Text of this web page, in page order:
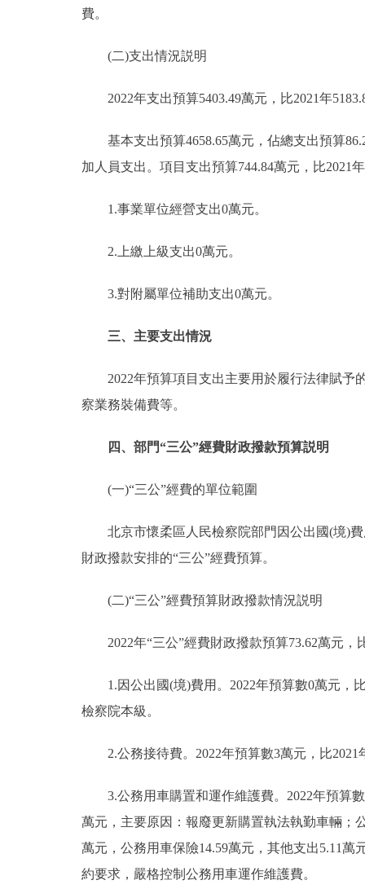
費。
(二)支出情況説明
2022年支出預算5403.49萬元，比2021年
基本支出預算4658.65萬元，佔總支出預算
加人員支出。項目支出預算744.84萬元，比2021
1.事業單位經營支出0萬元。
2.上繳上級支出0萬元。
3.對附屬單位補助支出0萬元。
三、主要支出情況
2022年預算項目支出主要用於履行法律賦予
察業務裝備費等。
四、部門“三公”經費財政撥款預算説明
(一)“三公”經費的單位範圍
北京市懷柔區人民檢察院部門因公出國(境)費
財政撥款安排的“三公”經費預算。
(二)“三公”經費預算財政撥款情況説明
2022年“三公”經費財政撥款預算73.62萬元，
1.因公出國(境)費用。2022年預算數0萬元，比
檢察院本級。
2.公務接待費。2022年預算數3萬元，比2021
3.公務用車購置和運作維護費。2022年預算數
萬元，主要原因：報廢更新購置執法執勤車輛；
萬元，公務用車保險14.59萬元，其他支出5.11萬
約要求，嚴格控制公務用車運作維護費。